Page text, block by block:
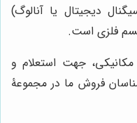
دیجیتال یا آنالوگ)
فلزی است.
جهت استعلام و
فروش ما در مجموعۀ